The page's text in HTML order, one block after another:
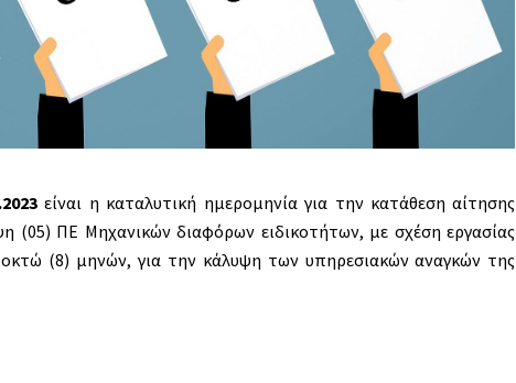
είναι η καταλυτική ημερομηνία για την κατάθεση αίτησης
(05) ΠΕ Μηχανικών διαφόρων ειδικοτήτων, με σχέση εργασίας
οκτώ (8) μηνών, για την κάλυψη των υπηρεσιακών αναγκών της